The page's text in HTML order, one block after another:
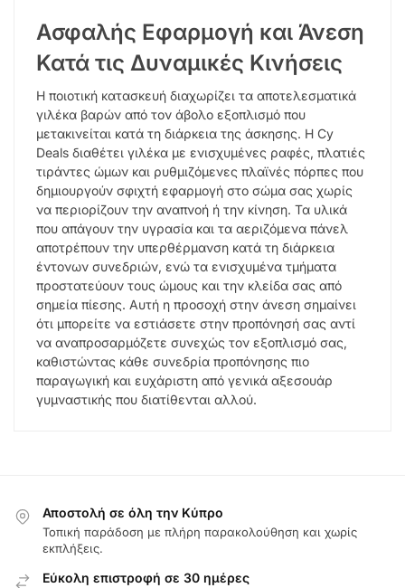
Ασφαλής Εφαρμογή και Άνεση
Κατά τις Δυναμικές Κινήσεις
Η ποιοτική κατασκευή διαχωρίζει τα αποτελεσματικά
γιλέκα βαρών από τον άβολο εξοπλισμό που
μετακινείται κατά τη διάρκεια της άσκησης. Η Cy
Deals διαθέτει γιλέκα με ενισχυμένες ραφές, πλατιές
τιράντες ώμων και ρυθμιζόμενες πλαϊνές πόρπες που
δημιουργούν σφιχτή εφαρμογή στο σώμα σας χωρίς
να περιορίζουν την αναπνοή ή την κίνηση. Τα υλικά
που απάγουν την υγρασία και τα αεριζόμενα πάνελ
αποτρέπουν την υπερθέρμανση κατά τη διάρκεια
έντονων συνεδριών, ενώ τα ενισχυμένα τμήματα
προστατεύουν τους ώμους και την κλείδα σας από
σημεία πίεσης. Αυτή η προσοχή στην άνεση σημαίνει
ότι μπορείτε να εστιάσετε στην προπόνησή σας αντί
να αναπροσαρμόζετε συνεχώς τον εξοπλισμό σας,
καθιστώντας κάθε συνεδρία προπόνησης πιο
παραγωγική και ευχάριστη από γενικά αξεσουάρ
γυμναστικής που διατίθενται αλλού.
Αποστολή σε όλη την Κύπρο
Τοπική παράδοση με πλήρη παρακολούθηση και χωρίς
εκπλήξεις.
Εύκολη επιστροφή σε 30 ημέρες